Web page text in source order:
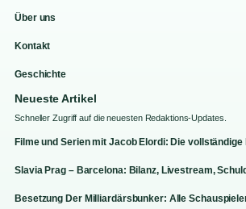
Über uns
Kontakt
Geschichte
Neueste Artikel
Schneller Zugriff auf die neuesten Redaktions-Updates.
Filme und Serien mit Jacob Elordi: Die vollständige
Slavia Prag – Barcelona: Bilanz, Livestream,
Besetzung Der Milliardärsbunker: Alle